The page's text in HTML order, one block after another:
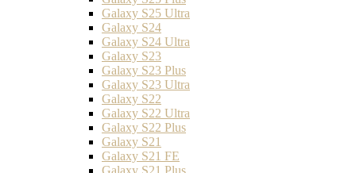
Galaxy S25 Ultra
Galaxy S24
Galaxy S24 Ultra
Galaxy S23
Galaxy S23 Plus
Galaxy S23 Ultra
Galaxy S22
Galaxy S22 Ultra
Galaxy S22 Plus
Galaxy S21
Galaxy S21 FE
Galaxy S21 Plus